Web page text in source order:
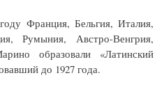
Франция, Бельгия, Италия,
Румыния, Австро-Венгрия,
образовали «Латинский
до 1927 года.